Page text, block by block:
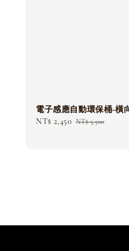
電子感應自動環保桶-橫
Sale
NT$ 2,450 Regular
NT$ 3,500